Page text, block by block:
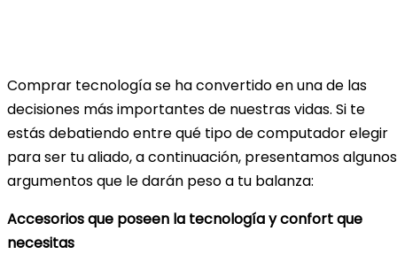
Comprar tecnología se ha convertido en una de las
decisiones más importantes de nuestras vidas. Si te
estás debatiendo entre qué tipo de computador elegir
para ser tu aliado, a continuación, presentamos algunos
argumentos que le darán peso a tu balanza:
Accesorios que poseen la tecnología y confort que
necesitas